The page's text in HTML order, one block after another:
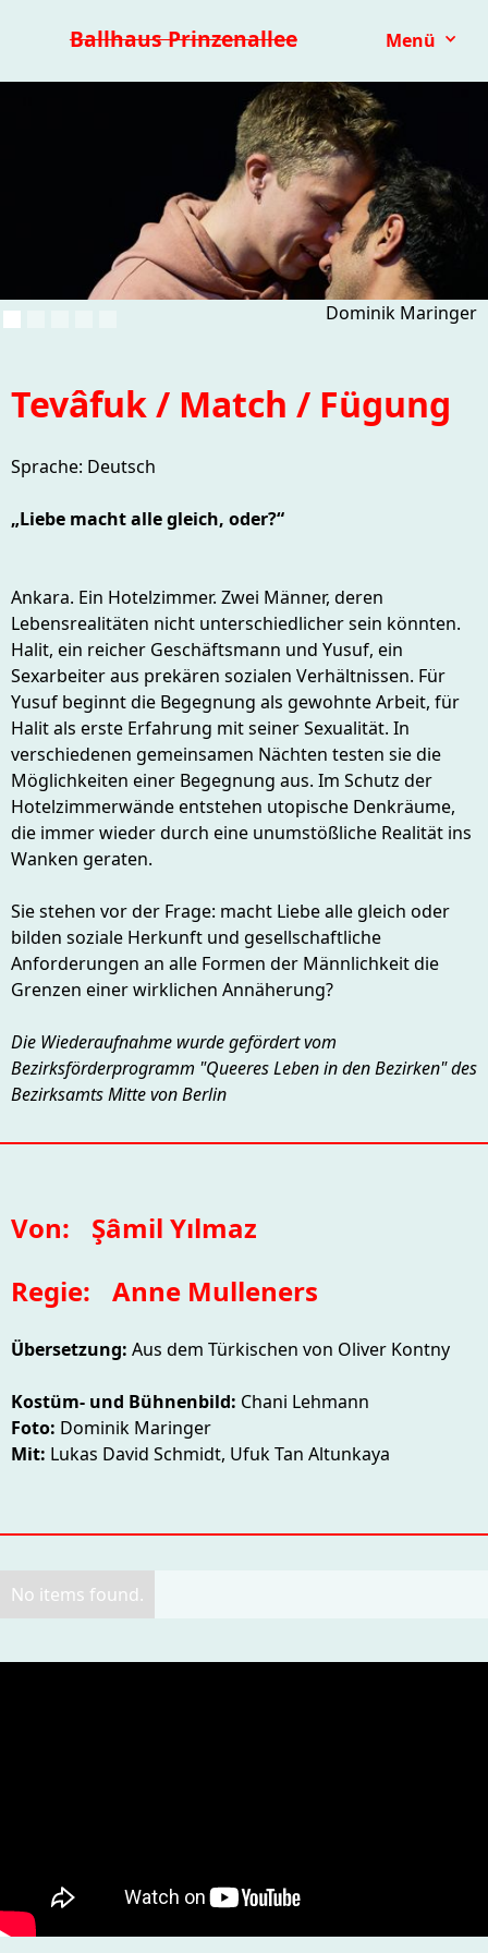
Ballhaus Prinzenallee Menü
Kinder- & Jugendtheater mit.mach.bühne
Dominik Maringer
Tevâfuk / Match / Fügung
Sprache: Deutsch
„Liebe macht alle gleich, oder?“
Ankara. Ein Hotelzimmer. Zwei Männer, deren
Lebensrealitäten nicht unterschiedlicher sein könnten.
Halit, ein reicher Geschäftsmann und Yusuf, ein
Sexarbeiter aus prekären sozialen Verhältnissen. Für
Yusuf beginnt die Begegnung als gewohnte Arbeit, für
Halit als erste Erfahrung mit seiner Sexualität. In
verschiedenen gemeinsamen Nächten testen sie die
Möglichkeiten einer Begegnung aus. Im Schutz der
Hotelzimmerwände entstehen utopische Denkräume,
die immer wieder durch eine unumstößliche Realität ins
Wanken geraten.
Sie stehen vor der Frage: macht Liebe alle gleich oder
bilden soziale Herkunft und gesellschaftliche
Anforderungen an alle Formen der Männlichkeit die
Grenzen einer wirklichen Annäherung?
Die Wiederaufnahme wurde gefördert vom
Bezirksförderprogramm "Queeres Leben in den Bezirken" des
Bezirksamts Mitte von Berlin
Von:
Şâmil Yılmaz
Regie:
Anne Mulleners
Übersetzung: Aus dem Türkischen von Oliver Kontny
Kostüm- und Bühnenbild: Chani Lehmann
Foto: Dominik Maringer
Mit: Lukas David Schmidt, Ufuk Tan Altunkaya
No items found.